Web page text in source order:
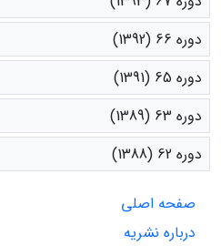
دوره 66 (1392)
دوره 65 (1391)
دوره 63 (1389)
دوره 62 (1388)
صفحه اصلی
درباره نشریه